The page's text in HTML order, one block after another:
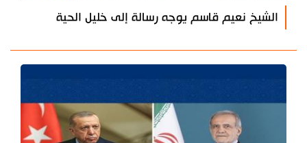
الشيخ نعيم قاسم يوجه رسالة إلى خليل الحية